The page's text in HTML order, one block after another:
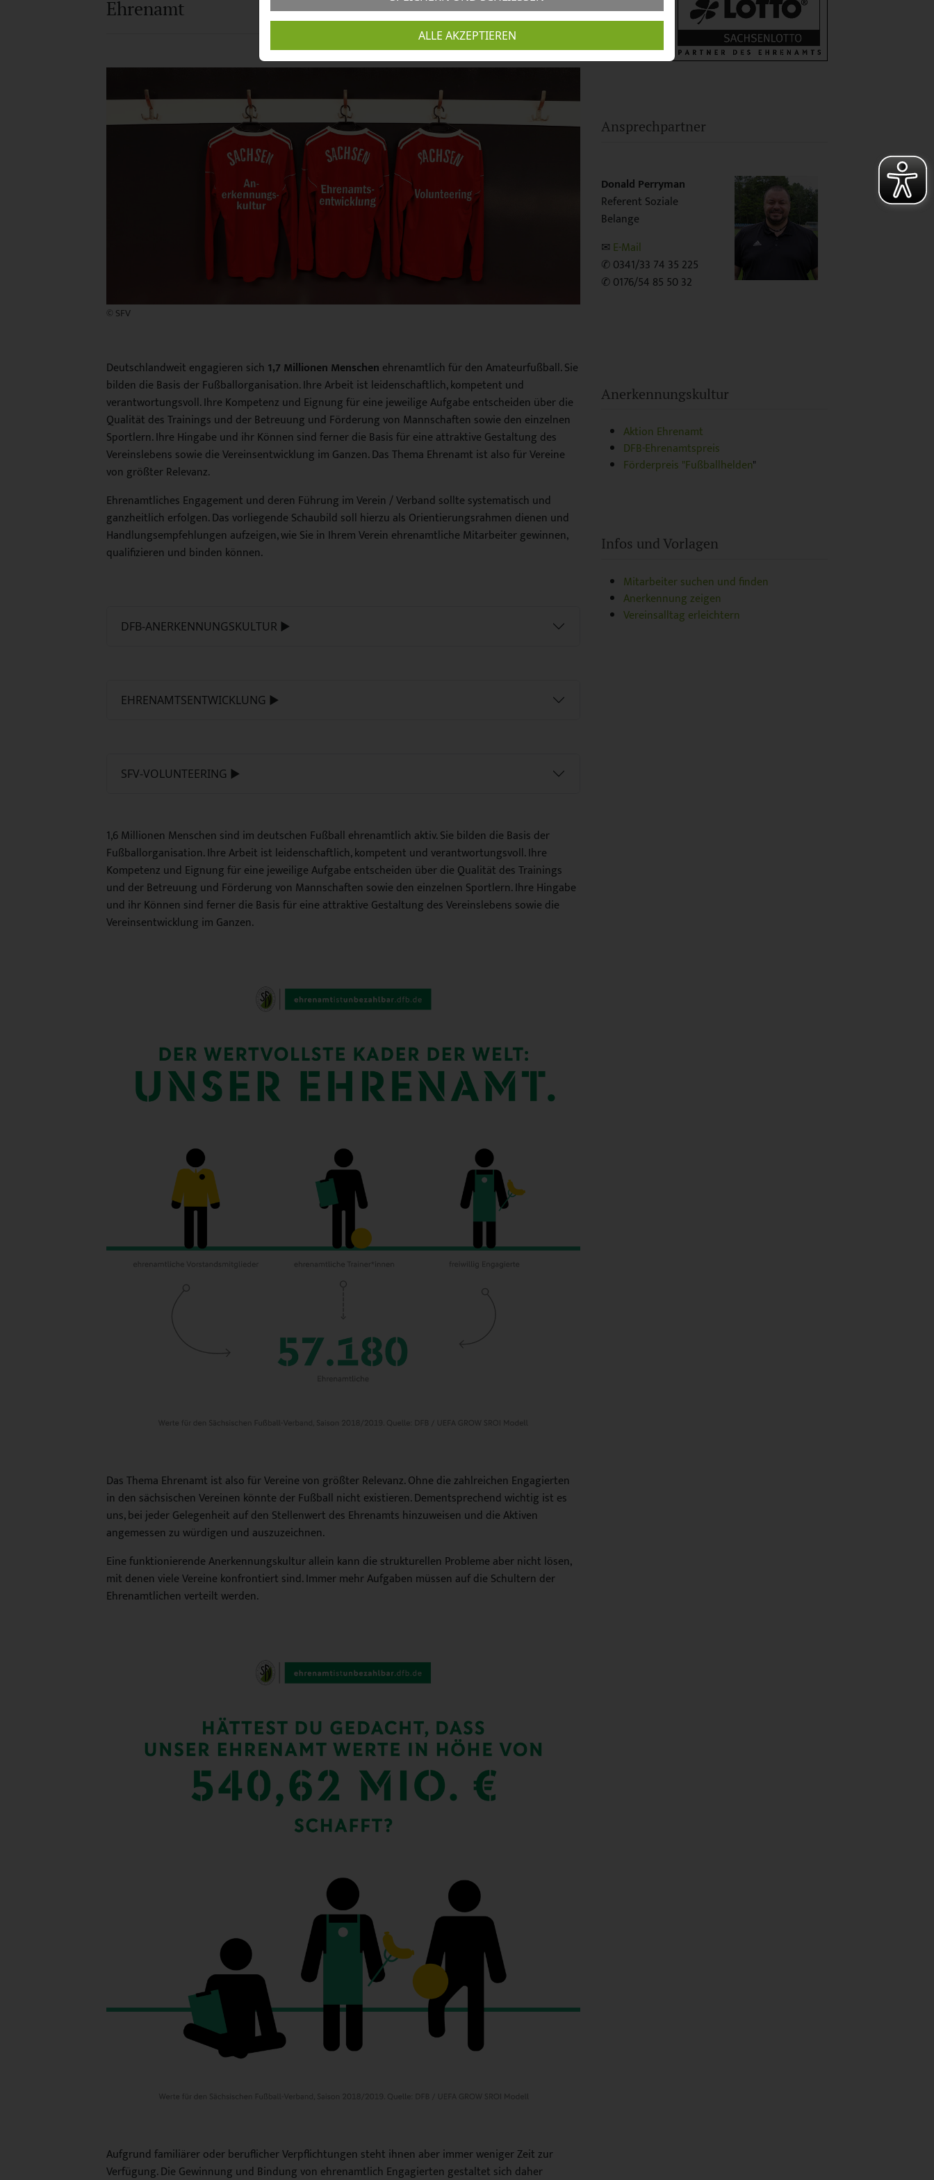
Ehrenamt
© SFV
Deutschlandweit engagieren sich 1,7 Millionen Menschen ehrenamtlich für den Amateurfußball. Sie
bilden die Basis der Fußballorganisation. Ihre Arbeit ist leidenschaftlich, kompetent und
verantwortungsvoll. Ihre Kompetenz und Eignung für eine jeweilige Aufgabe entscheiden über die
Qualität des Trainings und der Betreuung und Förderung von Mannschaften sowie den einzelnen
Sportlern. Ihre Hingabe und ihr Können sind ferner die Basis für eine attraktive Gestaltung des
Vereinslebens sowie die Vereinsentwicklung im Ganzen. Das Thema Ehrenamt ist also für Vereine
von größter Relevanz.
Ehrenamtliches Engagement und deren Führung im Verein / Verband sollte systematisch und
ganzheitlich erfolgen. Das vorliegende Schaubild soll hierzu als Orientierungsrahmen dienen und
Handlungsempfehlungen aufzeigen, wie Sie in Ihrem Verein ehrenamtliche Mitarbeiter gewinnen,
qualifizieren und binden können.
DFB-ANERKENNUNGSKULTUR ►
EHRENAMTSENTWICKLUNG ►
SFV-VOLUNTEERING ►
1,6 Millionen Menschen sind im deutschen Fußball ehrenamtlich aktiv. Sie bilden die Basis der
Fußballorganisation. Ihre Arbeit ist leidenschaftlich, kompetent und verantwortungsvoll. Ihre
Kompetenz und Eignung für eine jeweilige Aufgabe entscheiden über die Qualität des Trainings
und der Betreuung und Förderung von Mannschaften sowie den einzelnen Sportlern. Ihre Hingabe
und ihr Können sind ferner die Basis für eine attraktive Gestaltung des Vereinslebens sowie die
Vereinsentwicklung im Ganzen.
Das Thema Ehrenamt ist also für Vereine von größter Relevanz. Ohne die zahlreichen Engagierten
in den sächsischen Vereinen könnte der Fußball nicht existieren. Dementsprechend wichtig ist es
uns, bei jeder Gelegenheit auf den Stellenwert des Ehrenamts hinzuweisen und die Aktiven
angemessen zu würdigen und auszuzeichnen.
Eine funktionierende Anerkennungskultur allein kann die strukturellen Probleme aber nicht lösen,
mit denen viele Vereine konfrontiert sind. Immer mehr Aufgaben müssen auf die Schultern der
Ehrenamtlichen verteilt werden.
Aufgrund familiärer oder beruflicher Verpflichtungen steht ihnen aber immer weniger Zeit zur
Verfügung. Die Gewinnung und Bindung von ehrenamtlich Engagierten gestaltet sich daher
Ansprechpartner
Donald Perryman
Referent Soziale
Belange
✉ E-Mail
✆ 0341/33 74 35 225
✆ 0176/54 85 50 32
Anerkennungskultur
Aktion Ehrenamt
DFB-Ehrenamtspreis
Förderpreis "Fußballhelden"
Infos und Vorlagen
Mitarbeiter suchen und finden
Anerkennung zeigen
Vereinsalltag erleichtern
ALLE AKZEPTIEREN